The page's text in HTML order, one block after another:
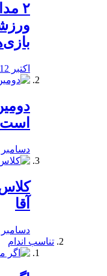
اکتبر 12, 2023
است
دسامبر 19, 2019
آقا
دسامبر 19, 2019
تناسب اندام